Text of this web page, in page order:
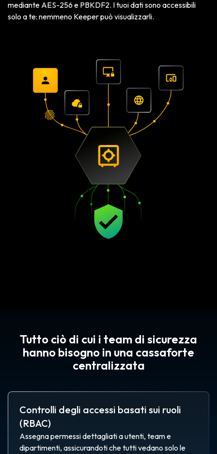
mediante AES-256 e PBKDF2. I tuoi dati sono accessibili
solo a te: nemmeno Keeper può visualizzarli.
Tutto ciò di cui i team di sicurezza
hanno bisogno in una cassaforte
centralizzata
Controlli degli accessi basati sui ruoli
(RBAC)
Assegna permessi dettagliati a utenti, team e
dipartimenti, assicurandoti che tutti vedano solo le